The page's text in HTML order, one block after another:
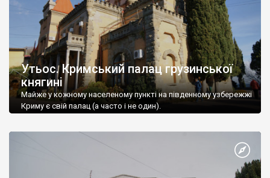
Утьос. Кримський палац грузинської
княгині
Майже у кожному населеному пункті на південному узбережжі
Криму є свій палац (а часто і не один).